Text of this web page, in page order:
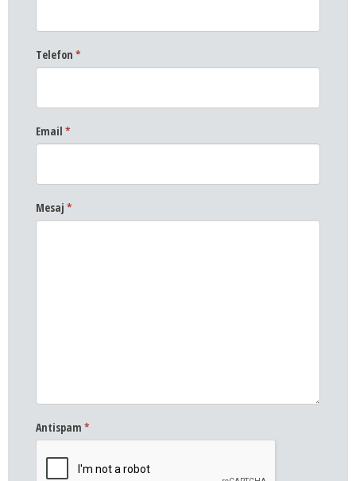
Telefon *
Email *
Mesaj *
Antispam *